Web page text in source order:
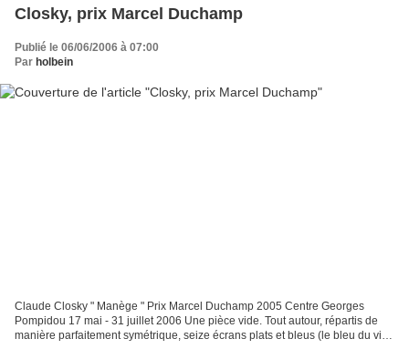
Closky, prix Marcel Duchamp
Publié le 06/06/2006 à 07:00
Par holbein
Claude Closky " Manège " Prix Marcel Duchamp 2005 Centre Georges
Pompidou 17 mai - 31 juillet 2006 Une pièce vide. Tout autour, répartis de
manière parfaitement symétrique, seize écrans plats et bleus (le bleu du vide